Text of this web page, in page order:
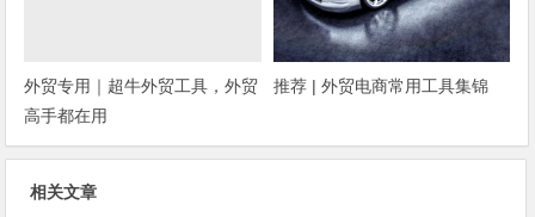
外贸专用｜超牛外贸工具，外贸
高手都在用
推荐 | 外贸电商常用工具集锦
相关文章